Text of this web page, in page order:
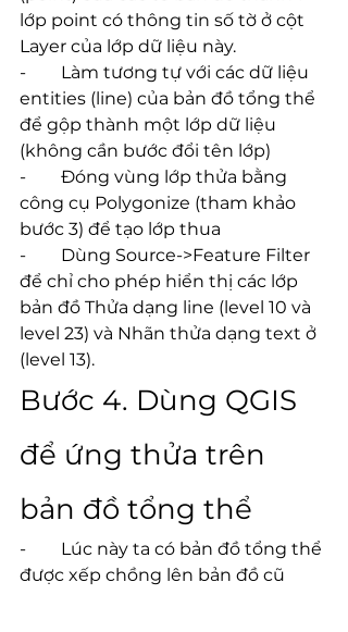
lớp point có thông tin số tờ ở cột
Layer của lớp dữ liệu này.
-        Làm tương tự với các dữ liệu
entities (line) của bản đồ tổng thể
để gộp thành một lớp dữ liệu
(không cần bước đổi tên lớp)
-        Đóng vùng lớp thửa bằng
công cụ Polygonize (tham khảo
bước 3) để tạo lớp thua
-        Dùng Source->Feature Filter
để chỉ cho phép hiển thị các lớp
bản đồ Thửa dạng line (level 10 và
level 23) và Nhãn thửa dạng text ở
(level 13).
Bước 4. Dùng QGIS
để ứng thửa trên
bản đồ tổng thể
-        Lúc này ta có bản đồ tổng thể
được xếp chồng lên bản đồ cũ